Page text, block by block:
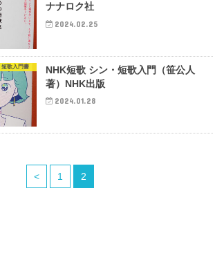
ナナロク社
2024.02.25
短歌入門書
NHK短歌 シン・短歌入門（笹公人
著）NHK出版
2024.01.28
< 1 2